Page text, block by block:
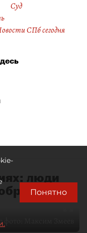
Суд
СПб сегодня
люди
фото:
Понятно